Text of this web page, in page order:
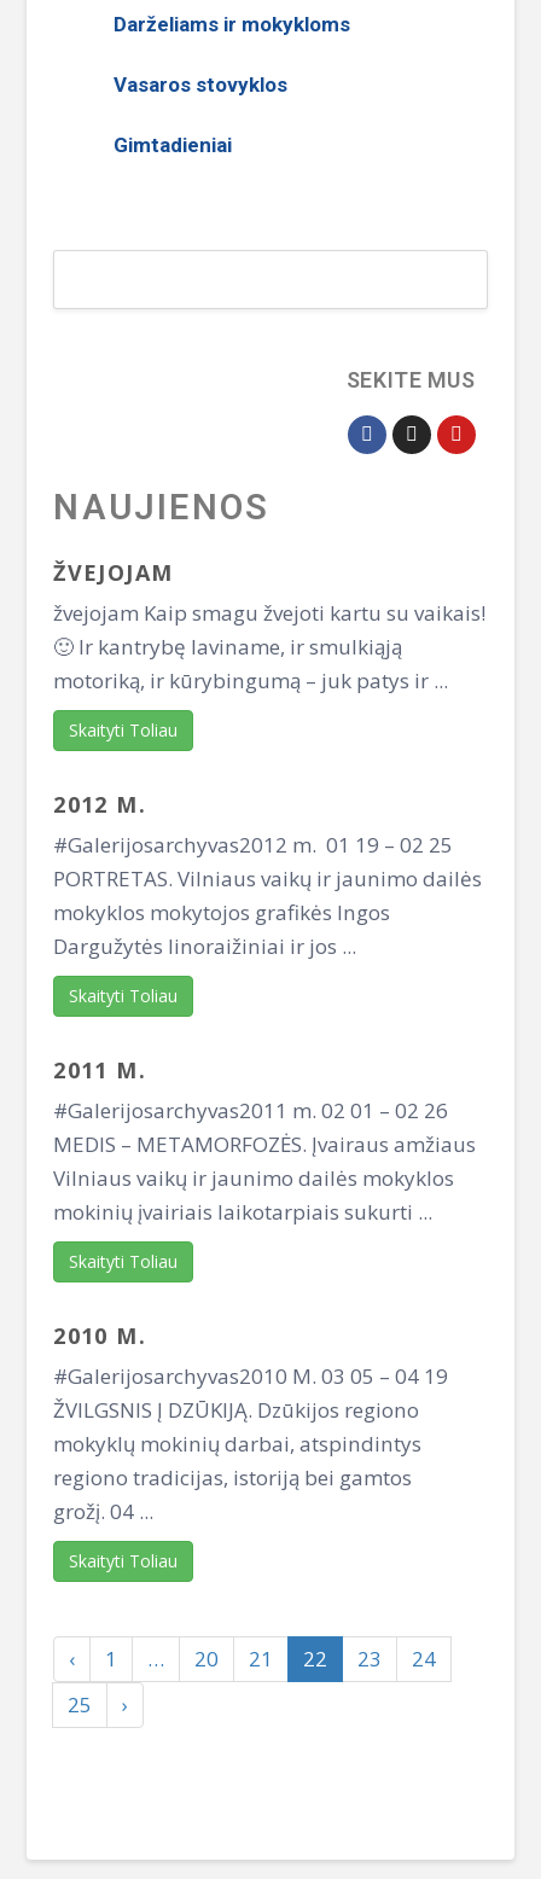
Darželiams ir mokykloms
Vasaros stovyklos
Gimtadieniai
SEKITE MUS
NAUJIENOS
ŽVEJOJAM
žvejojam Kaip smagu žvejoti kartu su vaikais!
🙂 Ir kantrybę laviname, ir smulkiąją
motoriką, ir kūrybingumą – juk patys ir ...
Skaityti Toliau
2012 M.
#Galerijosarchyvas2012 m. 01 19 – 02 25
PORTRETAS. Vilniaus vaikų ir jaunimo dailės
mokyklos mokytojos grafikės Ingos
Dargužytės linoraižiniai ir jos ...
Skaityti Toliau
2011 M.
#Galerijosarchyvas2011 m. 02 01 – 02 26
MEDIS – METAMORFOZĖS. Įvairaus amžiaus
Vilniaus vaikų ir jaunimo dailės mokyklos
mokinių įvairiais laikotarpiais sukurti ...
Skaityti Toliau
2010 M.
#Galerijosarchyvas2010 M. 03 05 – 04 19
ŽVILGSNIS Į DZŪKIJĄ. Dzūkijos regiono
mokyklų mokinių darbai, atspindintys
regiono tradicijas, istoriją bei gamtos
grožį. 04 ...
Skaityti Toliau
‹ 1 … 20 21 22 23
24
25
›